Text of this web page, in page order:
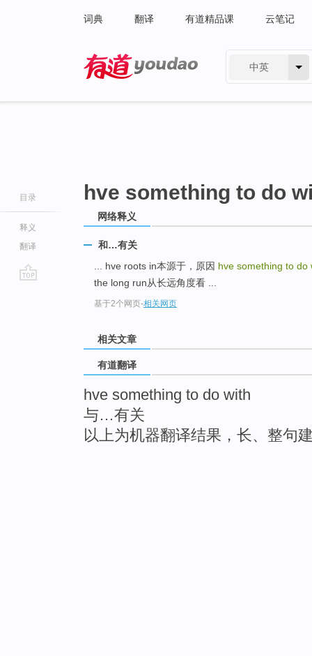
词典 翻译 有道精品课 云笔记
中英
目录
释义
翻译
hve something to do
网络释义
和…有关
... hve roots in本源于，原因 hve something to do
the long run从长远角度看 ...
基于2个网页-相关网页
相关文章
有道翻译
hve something to do with
与…有关
以上为机器翻译结果，长、整句